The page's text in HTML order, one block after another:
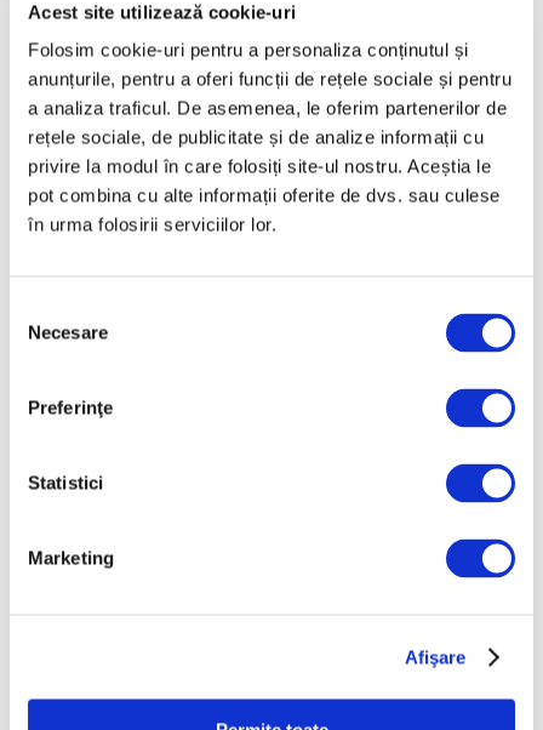
Acest site utilizează cookie-uri
Folosim cookie-uri pentru a personaliza conținutul și
anunțurile, pentru a oferi funcții de rețele sociale și pentru
a analiza traficul. De asemenea, le oferim partenerilor de
rețele sociale, de publicitate și de analize informații cu
privire la modul în care folosiți site-ul nostru. Aceștia le
pot combina cu alte informații oferite de dvs. sau culese
în urma folosirii serviciilor lor.
consimțământului
Necesare
Preferinţe
Statistici
Marketing
Afişare
Două tablouri de la Kunsthaus
Zurich, dispărute în urma unui
incendiu, au reapărut în mod
misterios
Reinterpretare